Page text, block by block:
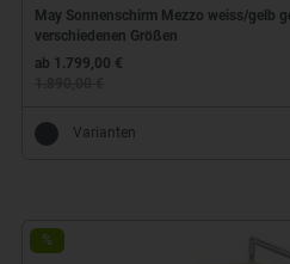
May Sonnenschirm Mezzo weiss/gelb
verschiedenen Größen
ab 1.799,00 €
Varianten
%